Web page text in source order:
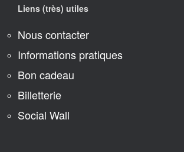
Liens (très) utiles
Nous contacter
Informations pratiques
Bon cadeau
Billetterie
Social Wall